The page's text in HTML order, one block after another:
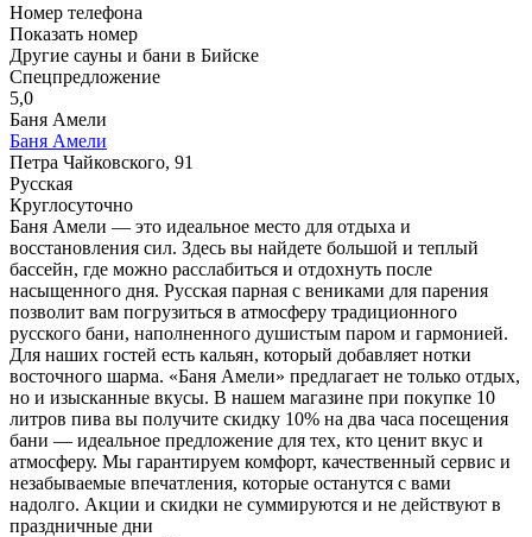
Номер телефона
Показать номер
Другие сауны и бани в Бийске
Спецпредложение
5,0
Баня Амели
Баня Амели
Петра Чайковского, 91
Русская
Круглосуточно
Баня Амели — это идеальное место для отдыха и
восстановления сил. Здесь вы найдете большой и теплый
бассейн, где можно расслабиться и отдохнуть после
насыщенного дня. Русская парная с вениками для парения
позволит вам погрузиться в атмосферу традиционного
русского бани, наполненного душистым паром и гармонией.
Для наших гостей есть кальян, который добавляет нотки
восточного шарма. «Баня Амели» предлагает не только отдых,
но и изысканные вкусы. В нашем магазине при покупке 10
литров пива вы получите скидку 10% на два часа посещения
бани — идеальное предложение для тех, кто ценит вкус и
атмосферу. Мы гарантируем комфорт, качественный сервис и
незабываемые впечатления, которые останутся с вами
надолго. Акции и скидки не суммируются и не действуют в
праздничные дни